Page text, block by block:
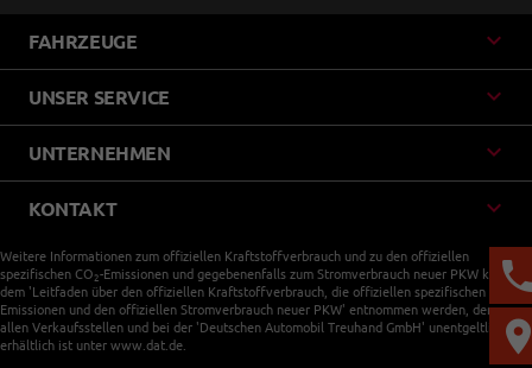
FAHRZEUGE
UNSER SERVICE
UNTERNEHMEN
KONTAKT
Weitere Informationen zum offiziellen Kraftstoffverbrauch und zu den offiziellen
spezifischen CO 2-Emissionen und gegebenenfalls zum Stromverbrauch neuer PKW können
dem 'Leitfaden über den offiziellen Kraftstoffverbrauch, die offiziellen spezifischen CO
-
Emissionen und den offiziellen Stromverbrauch neuer PKW' entnommen werden, der an
allen Verkaufsstellen und bei der 'Deutschen Automobil Treuhand GmbH' unentgeltlich
erhältlich ist unter www.dat.de.